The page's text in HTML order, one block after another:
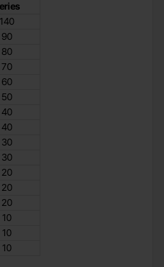
140
90
80
70
60
50
40
40
30
30
20
20
20
10
10
10